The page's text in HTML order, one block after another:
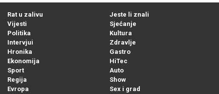
Rat u zalivu
Vijesti
Politika
Intervjui
Hronika
Ekonomija
Sport
Regija
Evropa
Jeste li znali
Sjećanje
Kultura
Zdravlje
Gastro
HiTec
Auto
Show
Sex i grad